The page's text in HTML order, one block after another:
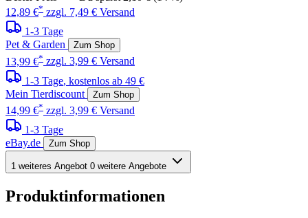
12,89 €* zzgl. 7,49 € Versand
1-3 Tage
Pet & Garden
Zum Shop
13,99 €* zzgl. 3,99 € Versand
1-3 Tage, kostenlos ab 49 €
Mein Tierdiscount
Zum Shop
14,99 €* zzgl. 3,99 € Versand
1-3 Tage
eBay.de
Zum Shop
1 weiteres Angebot 0 weitere Angebote
Produktinformationen